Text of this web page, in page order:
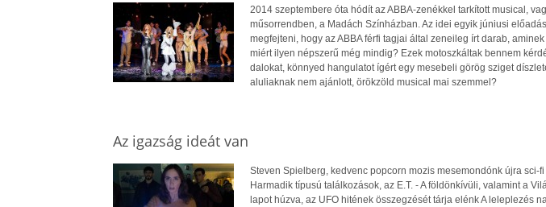
2014 szeptembere óta hódít az ABBA-zenékkel tarkított musical,
műsorrendben, a Madách Színházban. Az idei egyik júniusi
megfejteni, hogy az ABBA férfi tagjai által zeneileg írt darab,
miért ilyen népszerű még mindig? Ezek motoszkáltak bennem
dalokat, könnyed hangulatot ígért egy mesebeli görög sziget
aluliaknak nem ajánlott, örökzöld musical mai szemmel?
Az igazság ideát van
Steven Spielberg, kedvenc popcorn mozis mesemondónk újra sci-
Harmadik típusú találkozások, az E.T. - A földönkívüli, valamint a
lapot húzva, az UFO hitének összegzését tárja elénk A leleplezés